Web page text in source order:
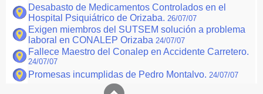
Desabasto de Medicamentos Controlados en el
Hospital Psiquiátrico de Orizaba. 26/07/07
Exigen miembros del SUTSEM solución a problema
laboral en CONALEP Orizaba 24/07/07
Fallece Maestro del Conalep en Accidente Carretero.
24/07/07
Promesas incumplidas de Pedro Montalvo. 24/07/07